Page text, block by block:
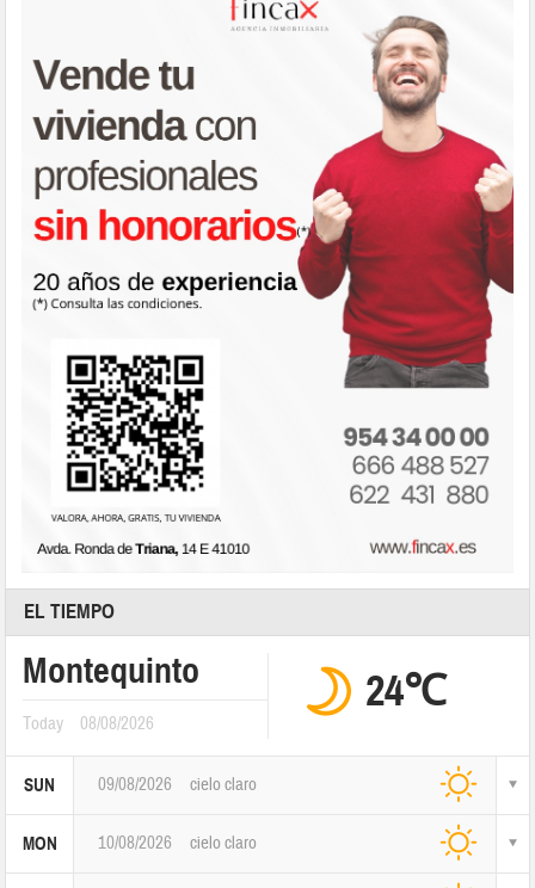
EL TIEMPO
Montequinto
Today 08/08/2026
24℃
SUN 09/08/2026 cielo claro
MON 10/08/2026 cielo claro